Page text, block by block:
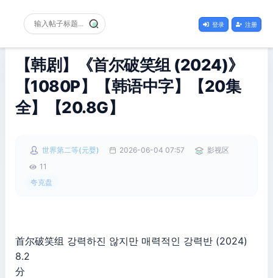
登录 注册
【韩剧】《首尔破笑组 (2024)》
【1080P】【韩语中字】【20集
全】【20.8G】
世界第二等(元婴) 2026-06-04 07:57
影视区
11
夸克盘
首尔破笑组 강력하진 않지만 매력적인 강력반 (2024)
8.2
分